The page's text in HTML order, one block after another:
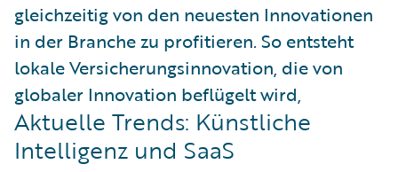
gleichzeitig von den neuesten Innovationen
in der Branche zu profitieren. So entsteht
lokale Versicherungsinnovation, die von
globaler Innovation beflügelt wird,
Aktuelle Trends: Künstliche
Intelligenz und SaaS